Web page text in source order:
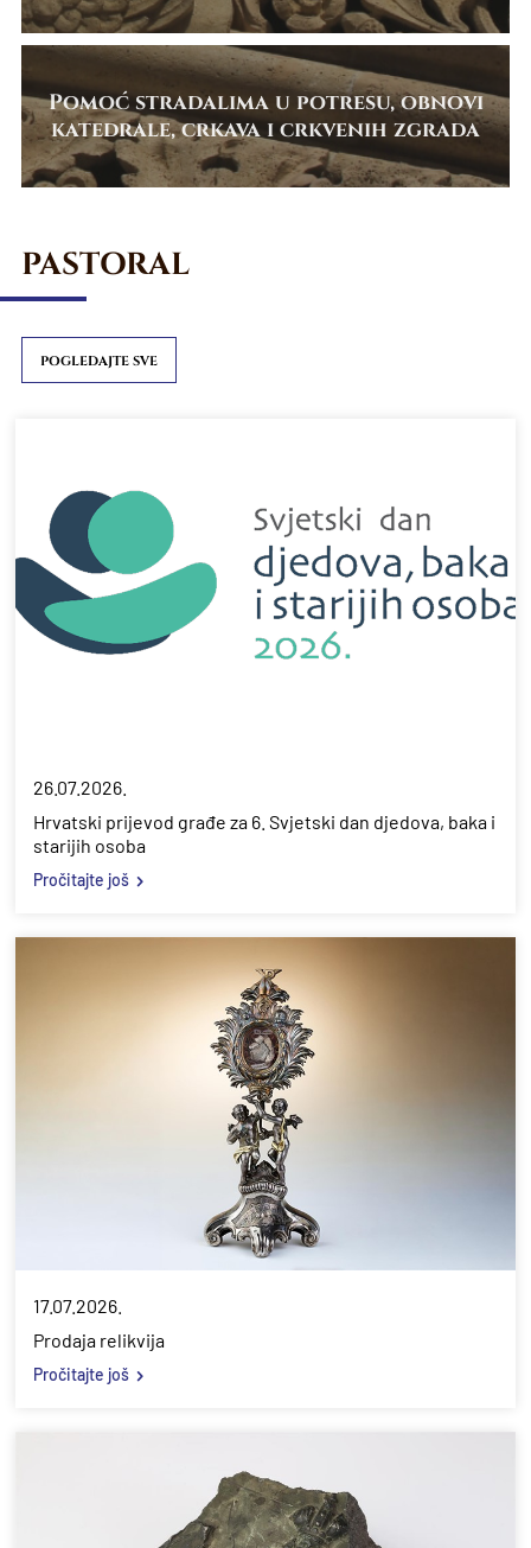
Pomoć stradalima u potresu, obnovi
katedrale, crkava i crkvenih zgrada
PASTORAL
POGLEDAJTE SVE
26.07.2026.
Hrvatski prijevod građe za 6. Svjetski dan djedova, baka i
starijih osoba
Pročitajte još
17.07.2026.
Prodaja relikvija
Pročitajte još